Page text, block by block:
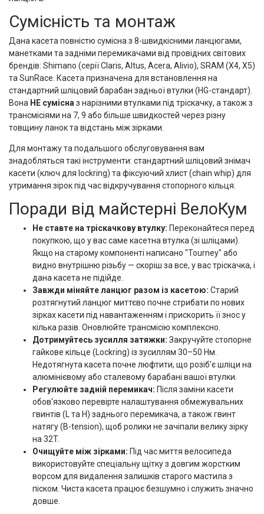
Сумісність та монтаж
Дана касета повністю сумісна з 8-швидкісними ланцюгами,
манетками та задніми перемикачами від провідних світових
брендів: Shimano (серії Claris, Altus, Acera, Alivio), SRAM (X4, X5)
та SunRace. Касета призначена для встановлення на
стандартний шліцовий барабан задньої втулки (HG-стандарт).
Вона НЕ сумісна з нарізними втулками під тріскачку, а також з
трансмісіями на 7, 9 або більше швидкостей через різну
товщину ланок та відстань між зірками.
Для монтажу та подальшого обслуговування вам
знадобляться такі інструменти: стандартний шліцовий знімач
касети (ключ для lockring) та фіксуючий хлист (chain whip) для
утримання зірок під час відкручування стопорного кільця.
Поради від майстерні ВелоКум
Не ставте на тріскачкову втулку: Переконайтеся перед
покупкою, що у вас саме касетна втулка (зі шліцами).
Якщо на старому компоненті написано "Tourney" або
видно внутрішню різьбу — скоріш за все, у вас тріскачка, і
дана касета не підійде.
Завжди міняйте ланцюг разом із касетою: Старий
розтягнутий ланцюг миттєво почне стрибати по нових
зірках касети під навантаженням і прискорить її знос у
кілька разів. Оновлюйте трансмісію комплексно.
Дотримуйтесь зусилля затяжки: Закручуйте стопорне
гайкове кільце (Lockring) із зусиллям 30–50 Нм.
Недотягнута касета почне люфтити, що розіб'є шліци на
алюмінієвому або сталевому барабані вашої втулки.
Регулюйте задній перемикач: Після заміни касети
обов'язково перевірте налаштування обмежувальних
гвинтів (L та H) заднього перемикача, а також гвинт
натягу (B-tension), щоб ролики не зачіпали велику зірку
на 32T.
Очищуйте між зірками: Під час миття велосипеда
використовуйте спеціальну щітку з довгим жорстким
ворсом для видалення залишків старого мастила з
піском. Чиста касета працює безшумно і служить значно
довше.